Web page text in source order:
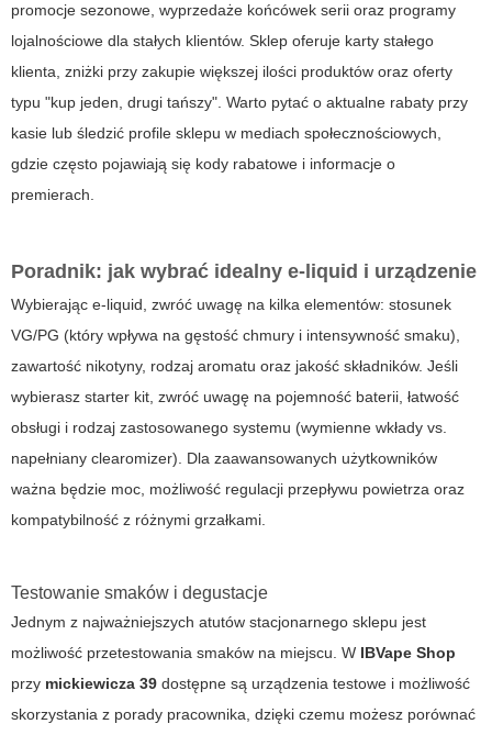
promocje sezonowe, wyprzedaże końcówek serii oraz programy
lojalnościowe dla stałych klientów. Sklep oferuje karty stałego
klienta, zniżki przy zakupie większej ilości produktów oraz oferty
typu "kup jeden, drugi tańszy". Warto pytać o aktualne rabaty przy
kasie lub śledzić profile sklepu w mediach społecznościowych,
gdzie często pojawiają się kody rabatowe i informacje o
premierach.
Poradnik: jak wybrać idealny e-liquid i urządzenie
Wybierając e-liquid, zwróć uwagę na kilka elementów: stosunek
VG/PG (który wpływa na gęstość chmury i intensywność smaku),
zawartość nikotyny, rodzaj aromatu oraz jakość składników. Jeśli
wybierasz starter kit, zwróć uwagę na pojemność baterii, łatwość
obsługi i rodzaj zastosowanego systemu (wymienne wkłady vs.
napełniany clearomizer). Dla zaawansowanych użytkowników
ważna będzie moc, możliwość regulacji przepływu powietrza oraz
kompatybilność z różnymi grzałkami.
Testowanie smaków i degustacje
Jednym z najważniejszych atutów stacjonarnego sklepu jest
możliwość przetestowania smaków na miejscu. W IBVape Shop
przy mickiewicza 39 dostępne są urządzenia testowe i możliwość
skorzystania z porady pracownika, dzięki czemu możesz porównać